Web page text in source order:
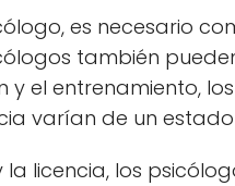
es necesario
también
el entrenamiento,
varían de un
licencia, los